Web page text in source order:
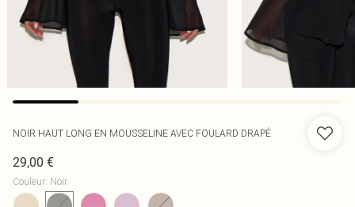
NOIR HAUT LONG EN MOUSSELINE AVEC FOULARD DRAPÉ
29,00 €
Couleur: Noir